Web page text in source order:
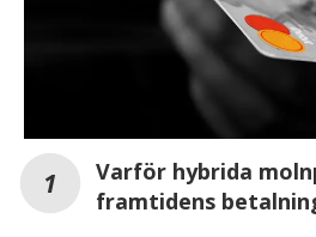
Varför hybrida
framtidens